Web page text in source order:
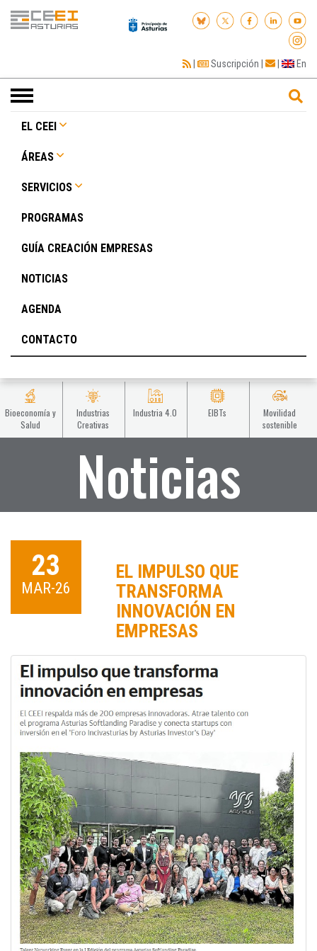
| Suscripción | | En
Toggle
navigation
EL CEEI
ÁREAS
SERVICIOS
PROGRAMAS
GUÍA CREACIÓN EMPRESAS
NOTICIAS
AGENDA
CONTACTO
Bioeconomía y
Salud
Industrias
Creativas
Industria 4.0 EIBTs
Movilidad
sostenible
Noticias
23
MAR-26
EL IMPULSO QUE
TRANSFORMA
INNOVACIÓN EN
EMPRESAS